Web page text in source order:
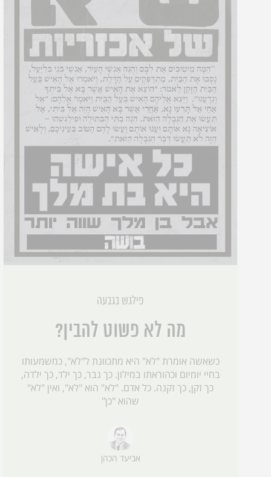
פילגש בגבעה
מה לא פשוט להבין?
כשאשה אומרת "לא" היא מתכוונת ל"לא", כמשמעותו
בחיי יומיום וכהוראתו במילון. כך גבר, כך ילד, כך ילדה,
כך זקן, כך זקנה. כל אדם. "לא" הוא "לא", ואין "לא"
שהוא "כן"
אביעד הכהן